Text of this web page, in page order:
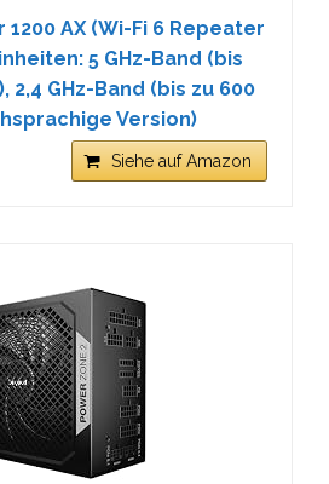
1200 AX (Wi-Fi 6 Repeater
5 GHz-Band (bis
2,4 GHz-Band (bis zu 600
Version)
Siehe auf Amazon